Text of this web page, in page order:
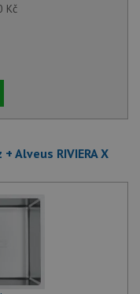
Kč
Alveus RIVIERA X